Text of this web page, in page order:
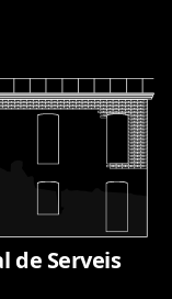
de Serveis